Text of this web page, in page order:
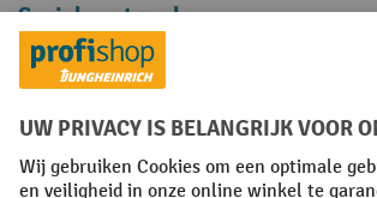
Sociale netwerken
Facebook
YouTube
LinkedInInstagram
Algemene leveringsvoorwaarden